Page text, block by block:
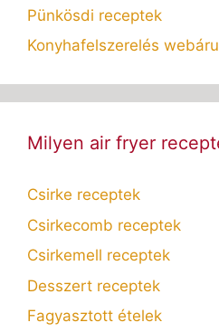
Pünkösdi receptek
Konyhafelszerelés
Milyen air fryer
Csirke receptek
Csirkecomb receptek
Csirkemell receptek
Desszert receptek
Fagyasztott ételek